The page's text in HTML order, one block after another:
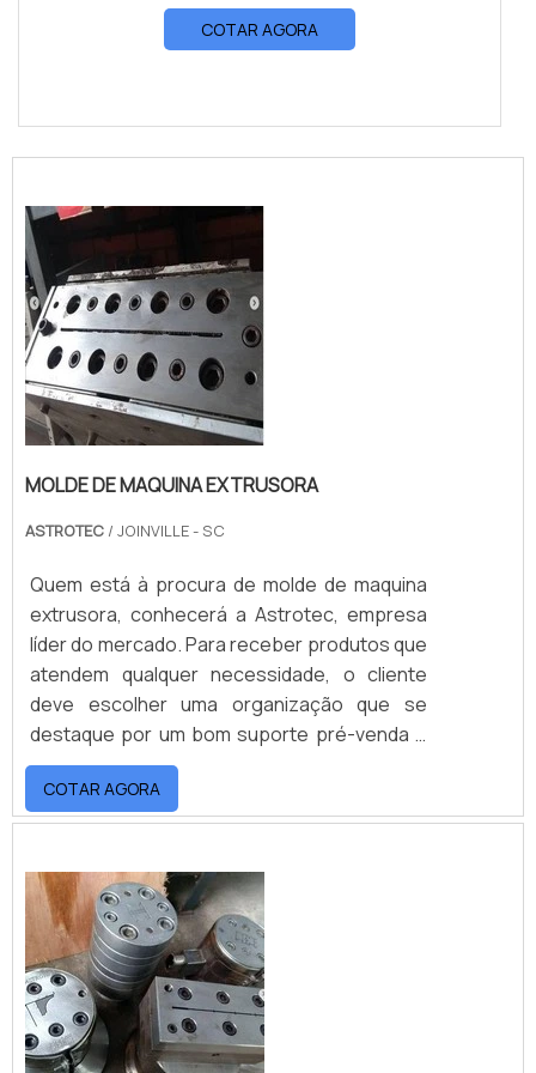
COTAR AGORA
MOLDE DE MAQUINA EXTRUSORA
ASTROTEC / JOINVILLE - SC
Quem está à procura de molde de maquina
extrusora, conhecerá a Astrotec, empresa
líder do mercado. Para receber produtos que
atendem qualquer necessidade, o cliente
deve escolher uma organização que se
destaque por um bom suporte pré-venda e
tenha ampla experiência no ramo.Quando o
tema é molde de maquina extrusora, com os
profissionais da Astrotec o cliente
personalizado via WhatsApp.MAIS
INFORMAÇÕES SOBRE MOLDE DE MAQUINA
EXTRUSORAA Astrotec canaliza sua energia
em oferecer uma estrutura com escritório de
alta qualidade onde são realizadas as
atividades e investimento constante em
tecnologia, tudo para garantir molde de
COTAR AGORA